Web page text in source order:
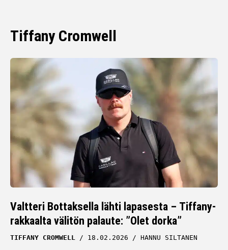
Tiffany Cromwell
Valtteri Bottaksella lähti lapasesta – Tiffany-
rakkaalta välitön palaute: ”Olet dorka”
TIFFANY CROMWELL 18.02.2026 HANNU SILTANEN